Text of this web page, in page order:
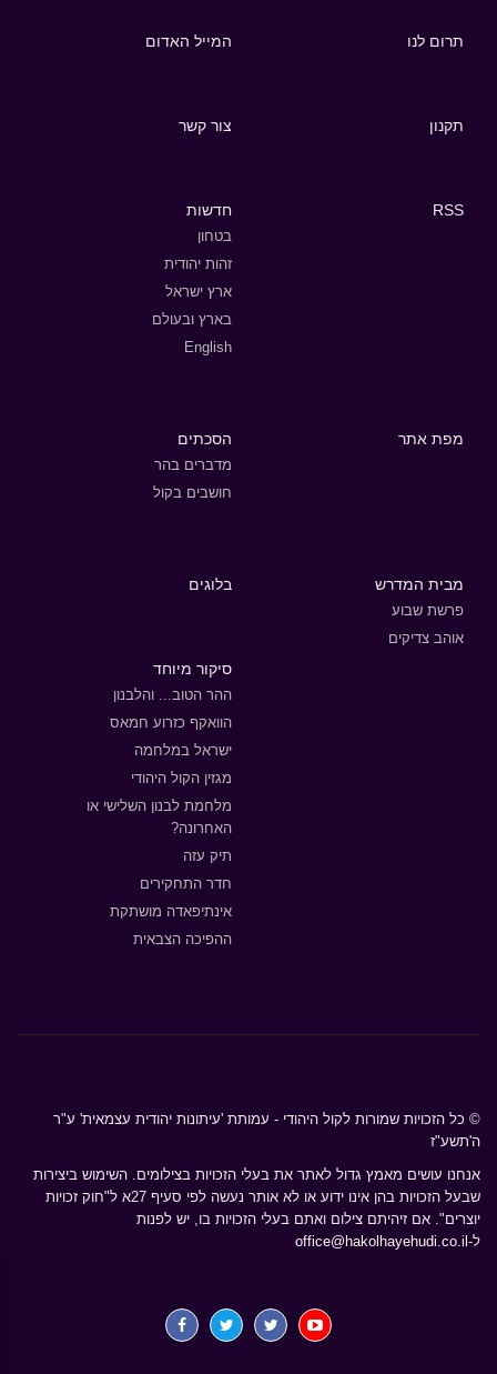
תרום לנו המייל האדום
תקנון צור קשר
RSS חדשות
בטחון
זהות יהודית
ארץ ישראל
בארץ ובעולם
English
מפת אתר הסכתים
מדברים בהר
חושבים בקול
מבית המדרש
פרשת שבוע
אוהב צדיקים
בלוגים
סיקור מיוחד
ההר הטוב... והלבנון
הוואקף כזרוע חמאס
ישראל במלחמה
מגזין הקול היהודי
מלחמת לבנון השלישי או
האחרונה?
תיק עזה
חדר התחקירים
אינתיפאדה מושתקת
ההפיכה הצבאית
© כל הזכויות שמורות לקול היהודי - עמותת 'עיתונות יהודית עצמאית' ע"ר
ה'תשע"ז
אנחנו עושים מאמץ גדול לאתר את בעלי הזכויות בצילומים. השימוש ביצירות
שבעל הזכויות בהן אינו ידוע או לא אותר נעשה לפי סעיף 27א ל"חוק זכויות
יוצרים". אם זיהיתם צילום ואתם בעלי הזכויות בו, יש לפנות
ל- office@hakolhayehudi.co.il